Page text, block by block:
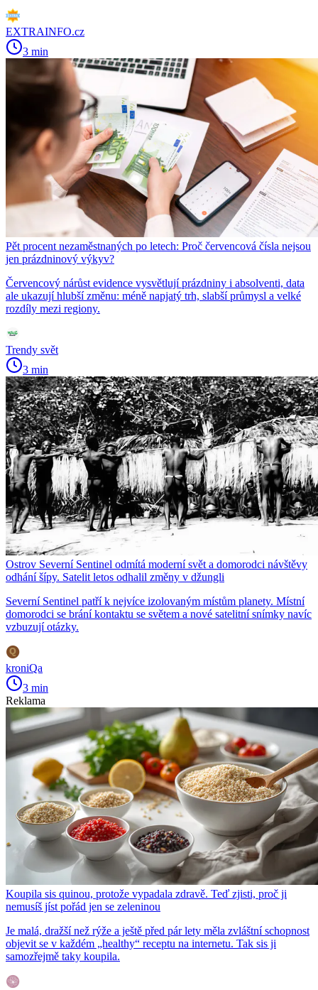
EXTRAINFO.cz
3 min
Pět procent nezaměstnaných po letech: Proč červencová čísla nejsou
jen prázdninový výkyv?
Červencový nárůst evidence vysvětlují prázdniny i absolventi, data
ale ukazují hlubší změnu: méně napjatý trh, slabší průmysl a velké
rozdíly mezi regiony.
Trendy svět
3 min
Ostrov Severní Sentinel odmítá moderní svět a domorodci návštěvy
odhání šípy. Satelit letos odhalil změny v džungli
Severní Sentinel patří k nejvíce izolovaným místům planety. Místní
domorodci se brání kontaktu se světem a nové satelitní snímky navíc
vzbuzují otázky.
kroniQa
3 min
Reklama
Koupila sis quinou, protože vypadala zdravě. Teď zjisti, proč ji
nemusíš jíst pořád jen se zeleninou
Je malá, dražší než rýže a ještě před pár lety měla zvláštní schopnost
objevit se v každém „healthy“ receptu na internetu. Tak sis ji
samozřejmě taky koupila.